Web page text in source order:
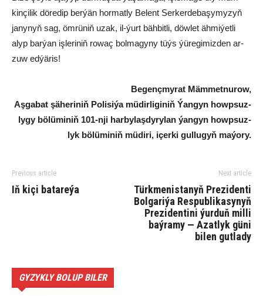
kin­çi­lik dö­re­dip ber­ýän hor­mat­ly Be­lent Ser­ker­de­ba­şy­my­zyň
ja­ny­nyň sag, öm­rü­niň uzak, il-ýurt bäh­bit­li, döw­let äh­mi­ýet­li
alyp bar­ýan iş­le­ri­niň ro­waç bol­ma­gy­ny tüýs ýü­re­gi­miz­den ar­
zuw ed­ýä­ris!
Be­genç­my­rat Mäm­met­nu­row,
Aş­ga­bat şä­he­ri­niň Po­li­si­ýa mü­dir­li­gi­niň Ýan­gyn howp­suz­
ly­gy bö­lü­mi­niň 101-nji har­by­laş­dy­ry­lan ýan­gyn howp­suz­
lyk bö­lü­mi­niň mü­di­ri, içer­ki gul­lu­gyň ma­ýo­ry.
Previous article
Iň ki­çi ba­ta­re­ýa
Next article
Türkmenistanyň Prezidenti
Bolgariýa Respublikasynyň
Prezidentini ýurduň milli
baýramy — Azatlyk güni
bilen gutlady
GYZYKLY BOLUP BILER